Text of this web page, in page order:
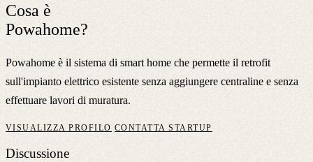
Cosa è
Powahome?
Powahome è il sistema di smart home che permette il retrofit
sull'impianto elettrico esistente senza aggiungere centraline e senza
effettuare lavori di muratura.
VISUALIZZA PROFILO CONTATTA STARTUP
Discussione